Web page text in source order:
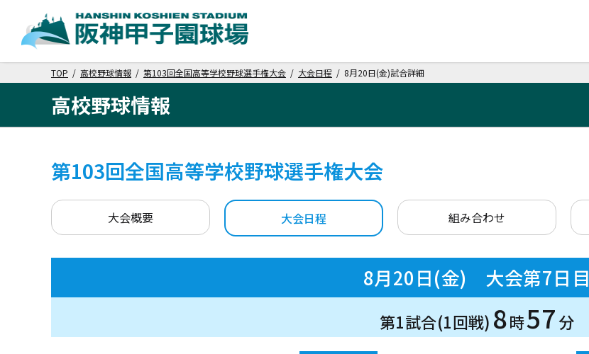
TOP / 高校野球情報 / 第103回全国高等学校野球選手権大会 / 大会日程 / 8月20日(金)試合詳細
高校野球情報
第103回全国高等学校野球選手権大会
大会概要 大会日程 組み合わせ
8月20日(金) 大会第7日目
第1試合(1回戦) 8時57分